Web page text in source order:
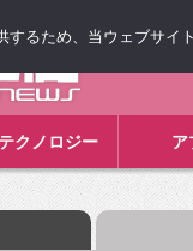
クノロジー ア
するため、当ウェブサ